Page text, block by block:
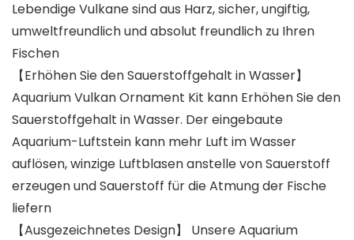
Lebendige Vulkane sind aus Harz, sicher, ungiftig,
umweltfreundlich und absolut freundlich zu Ihren
Fischen
【Erhöhen Sie den Sauerstoffgehalt in Wasser】
Aquarium Vulkan Ornament Kit kann Erhöhen Sie den
Sauerstoffgehalt in Wasser. Der eingebaute
Aquarium-Luftstein kann mehr Luft im Wasser
auflösen, winzige Luftblasen anstelle von Sauerstoff
erzeugen und Sauerstoff für die Atmung der Fische
liefern
【Ausgezeichnetes Design】 Unsere Aquarium